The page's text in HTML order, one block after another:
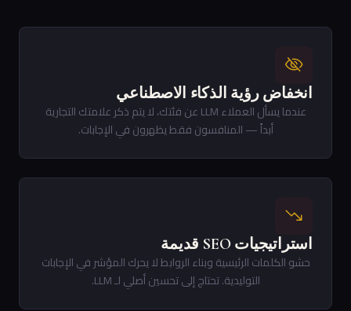
انخفاض رؤية الذكاء الاصطناعي
عندما يسأل العملاء LLM عن فئتك، لا يتم ذكر علامتك التجارية
أبداً — المنافسون فقط يظهرون في الإجابات.
استراتيجيات SEO قديمة
حشو الكلمات الرئيسية وبناء الروابط لا يحرك المؤشر في الإجابات
التوليدية. تحتاج إلى تحسين أصلي لـ LLM.